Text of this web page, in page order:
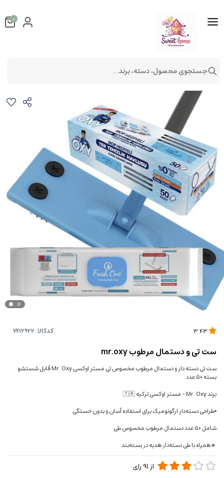
کدکالا:
ست تی و دستمال مرطوب mr.oxy
ست تی دسته دار و دستمال مرطوب مخصوص تی مستر اوکسی Mr. Oxy قابل شستشو
بسته 50 عدد
برند Mr. Oxy – مستر اوکسی ترکیه 🇹🇷
▪️طراحی دسته‌دار ارگونومیک برای استفاده آسان و بدون خستگی.
شامل 50 عدد دستمال مرطوب مخصوص طی
🔸️همراه با طی دسته‌دار هدیه در بسته‌بند
از 91رای
0
جستجوی محصول، دسته، برند...